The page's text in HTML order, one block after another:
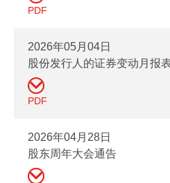
PDF
2026年05月04日
股份发行人的证券变动月报
PDF
2026年04月28日
股东周年大会通告